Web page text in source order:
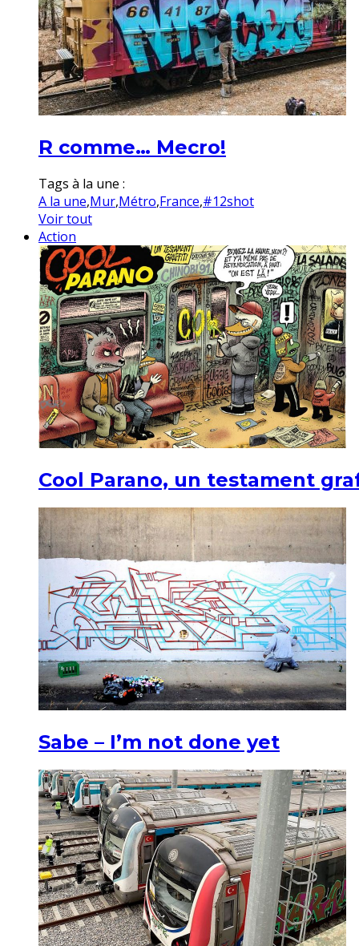
R comme… Mecro!
Tags à la une :
A la une,Mur,Métro,France,#12shot
Voir tout
Action
Cool Parano, un testament
Sabe – I’m not done yet